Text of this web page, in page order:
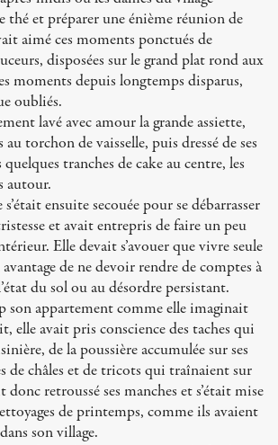
thé et préparer une énième réunion de
aimé ces moments ponctués de
disposées sur le grand plat rond aux
moments depuis longtemps disparus,
oubliés.
lavé avec amour la grande assiette,
au torchon de vaisselle, puis dressé de ses
tranches de cake au centre, les
autour.
ensuite secouée pour se débarrasser
et avait entrepris de faire un peu
Elle devait s’avouer que vivre seule
de ne devoir rendre de comptes à
du sol ou au désordre persistant.
son appartement comme elle imaginait
elle avait pris conscience des taches qui
de la poussière accumulée sur ses
de châles et de tricots qui traînaient sur
donc retroussé ses manches et s’était mise
de printemps, comme ils avaient
son village.